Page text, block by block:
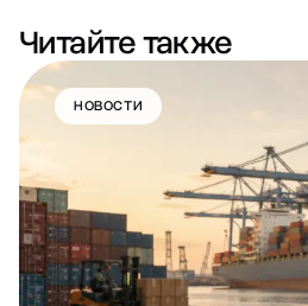
Читайте также
НОВОСТИ